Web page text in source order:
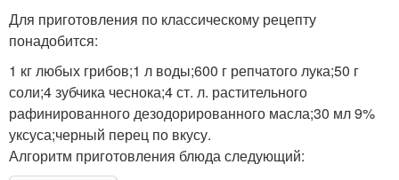
Для приготовления по классическому рецепту
понадобится:
1 кг любых грибов;1 л воды;600 г репчатого лука;50 г
соли;4 зубчика чеснока;4 ст. л. растительного
рафинированного дезодорированного масла;30 мл 9%
уксуса;черный перец по вкусу.
Алгоритм приготовления блюда следующий: